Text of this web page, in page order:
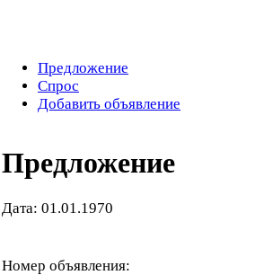
Предложение
Спрос
Добавить объявление
Предложение
Дата: 01.01.1970
Номер объявления: